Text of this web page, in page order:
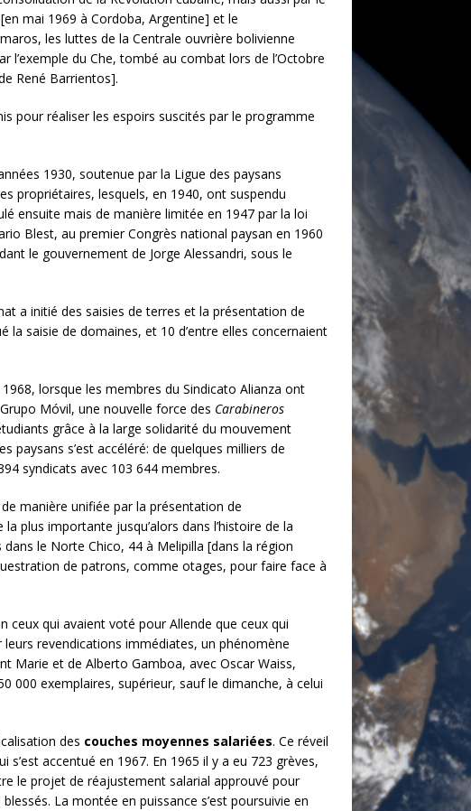
mai 1969 à Cordoba, Argentine] et le
les luttes de la Centrale ouvrière bolivienne
du Che, tombé au combat lors de l’Octobre
René Barrientos].
pour réaliser les espoirs suscités par le programme
1930, soutenue par la Ligue des paysans
propriétaires, lesquels, en 1940, ont suspendu
ensuite mais de manière limitée en 1947 par la loi
Blest, au premier Congrès national paysan en 1960
le gouvernement de Jorge Alessandri, sous le
a initié des saisies de terres et la présentation de
la saisie de domaines, et 10 d’entre elles concernaient
lorsque les membres du Sindicato Alianza ont
Móvil, une nouvelle force des Carabineros
grâce à la large solidarité du mouvement
paysans s’est accéléré: de quelques milliers de
syndicats avec 103 644 membres.
manière unifiée par la présentation de
plus importante jusqu’alors dans l’histoire de la
le Norte Chico, 44 à Melipilla [dans la région
de patrons, comme otages, pour faire face à
ceux qui avaient voté pour Allende que ceux qui
revendications immédiates, un phénomène
Marie et de Alberto Gamboa, avec Oscar Waiss,
000 exemplaires, supérieur, sauf le dimanche, à celui
des couches moyennes salariées. Ce réveil
accentué en 1967. En 1965 il y a eu 723 grèves,
le projet de réajustement salarial approuvé pour
La montée en puissance s’est poursuivie en